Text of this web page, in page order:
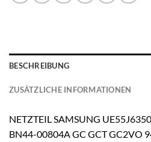
BESCHREIBUNG
ZUSÄTZLICHE INFORMATIONEN
NETZTEIL SAMSUNG
BN44-00804A GC GCT GC2VO